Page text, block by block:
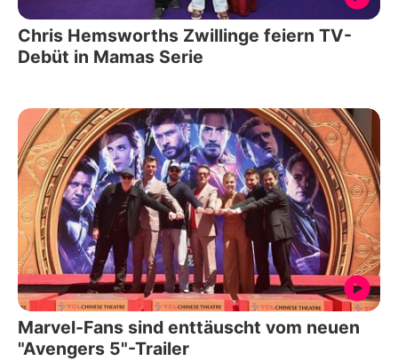
Chris Hemsworths Zwillinge feiern TV-
Debüt in Mamas Serie
Marvel-Fans sind enttäuscht vom neuen
"Avengers 5"-Trailer